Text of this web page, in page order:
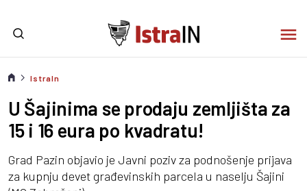
IstraIn
U Šajinima se prodaju zemljišta za
15 i 16 eura po kvadratu!
Grad Pazin objavio je Javni poziv za podnošenje prijava
za kupnju devet građevinskih parcela u naselju Šajini